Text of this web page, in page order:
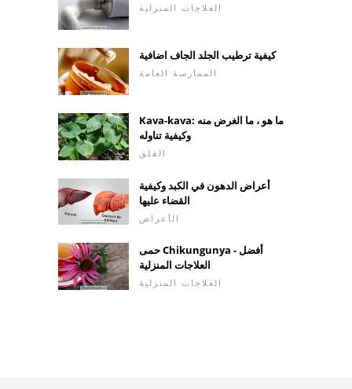
العلاجات المنزلية
كيفية ترطيب الجلد الجاف اضافية
الممارسة العامة
Kava-kava: ما هو ، ما الغرض منه
وكيفية تناوله
القلق
أعراض الدهون في الكبد وكيفية
القضاء عليها
الأعراض
حمى Chikungunya - أفضل
العلاجات المنزلية
العلاجات المنزلية